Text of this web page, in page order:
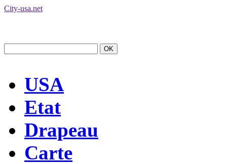
City-usa.net
USA
Etat
Drapeau
Carte